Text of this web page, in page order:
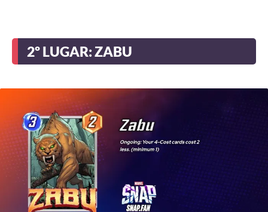
2º LUGAR: ZABU